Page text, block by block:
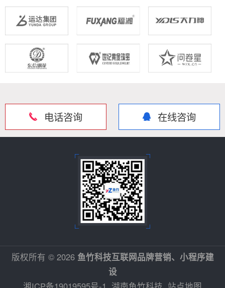
电话咨询 在线咨询
版权所有 © 2026 鱼竹科技互联网品牌营销、小程序建
设